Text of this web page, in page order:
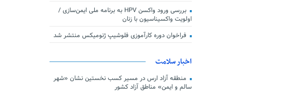
بررسی ورود واکسن HPV به برنامه ملی ایمن‌سازی /
اولویت واکسیناسیون با زنان
فراخوان دوره کارآموزی فلوشیپ ژنومیکس منتشر شد
اخبار سلامت
منطقه آزاد ارس در مسیر کسب نخستین نشان «شهر
سالم و ایمن» مناطق آزاد کشور